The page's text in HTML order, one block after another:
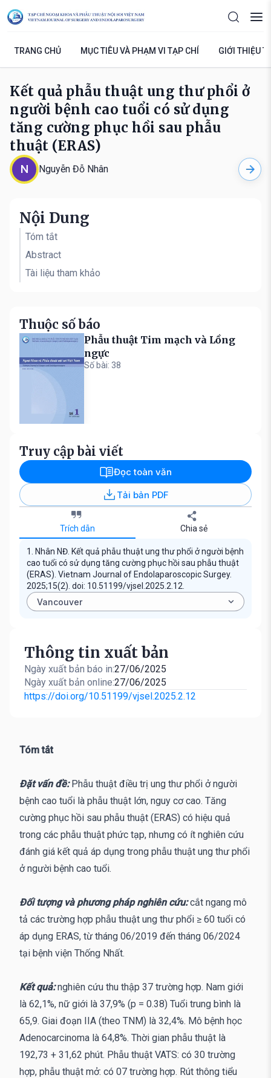
TRANG CHỦ MỤC TIÊU VÀ PHẠM VI TẠP CHÍ GIỚI THIỆU
Kết quả phẫu thuật ung thư phổi ở
người bệnh cao tuổi có sử dụng
tăng cường phục hồi sau phẫu
thuật (ERAS)
N Nguyễn Đỗ Nhân
Thuộc số báo
Phẫu thuật Tim mạch và Lồng
ngực
Số bài: 38
Nội Dung
Tóm tắt
Abstract
Tài liệu tham khảo
Truy cập bài viết
Đọc toàn văn
Tải bản PDF
Trích dẫn Chia sẻ
1. Nhân NĐ. Kết quả phẫu thuật ung thư phổi ở người bệnh
cao tuổi có sử dụng tăng cường phục hồi sau phẫu thuật
(ERAS). Vietnam Journal of Endolaparoscopic Surgey.
2025;15(2). doi: 10.51199/vjsel.2025.2.12.
Thông tin xuất bản
Ngày xuất bản báo in:27/06/2025
Ngày xuất bản online:27/06/2025
https://doi.org/10.51199/vjsel.2025.2.12
Tóm tắt
Đặt vấn đề: Phẫu thuật điều trị ung thư phổi ở người
bệnh cao tuổi là phẫu thuật lớn, nguy cơ cao. Tăng
cường phục hồi sau phẫu thuật (ERAS) có hiệu quả
trong các phẫu thuật phức tạp, nhưng có ít nghiên cứu
đánh giá kết quả áp dụng trong phẫu thuật ung thư phổi
ở người bệnh cao tuổi.
Đối tượng và phương pháp nghiên cứu: cắt ngang mô
tả các trường hợp phẫu thuật ung thư phổi ≥ 60 tuổi có
áp dụng ERAS, từ tháng 06/2019 đến tháng 06/2024
tại bệnh viện Thống Nhất.
Kết quả: nghiên cứu thu thập 37 trường hợp. Nam giới
là 62,1%, nữ giới là 37,9% (p = 0.38) Tuổi trung bình là
65,9. Giai đoạn IIA (theo TNM) là 32,4%. Mô bệnh học
Adenocarcinoma là 64,8%. Thời gian phẫu thuật là
192,73 + 31,62 phút. Phẫu thuật VATS: có 30 trường
hợp, phẫu thuật mở: có 07 trường hợp. Rút thông tiểu